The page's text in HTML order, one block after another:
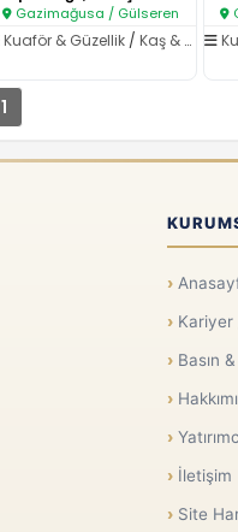
Gazimağusa / Gülseren
Kuaför & Güzellik/ Kaş & Kirpik Laminasyonu
1
Kariyer
Basın
İletişim
Site